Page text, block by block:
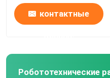
расстоянияконтактные
Робототехнические